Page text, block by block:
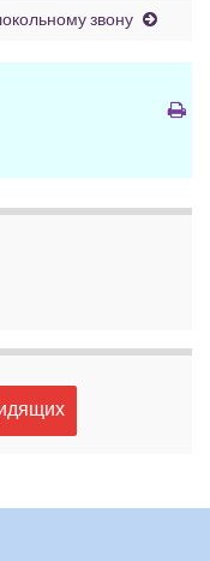
звону